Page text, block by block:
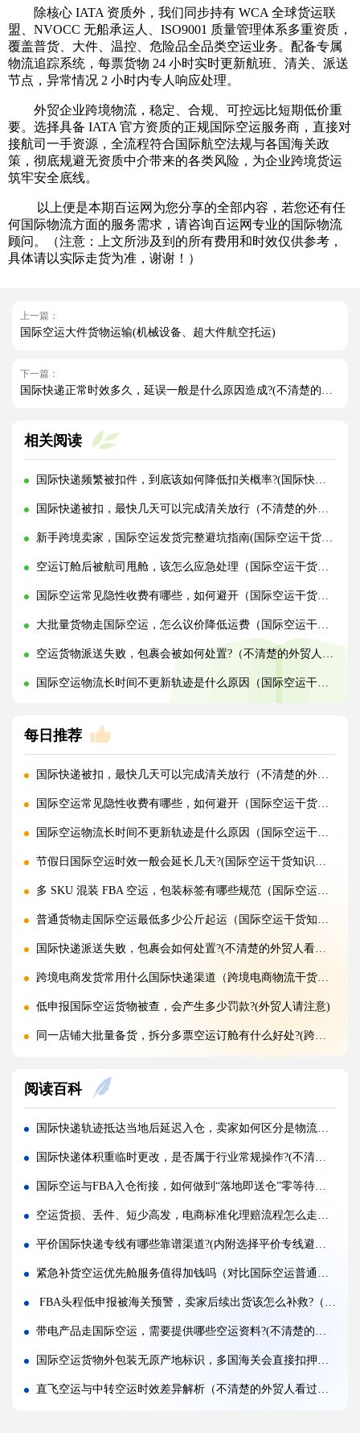
除核心 IATA 资质外，我们同步持有 WCA 全球货运联
盟、NVOCC 无船承运人、ISO9001 质量管理体系多重资质，
覆盖普货、大件、温控、危险品全品类空运业务。配备专属
物流追踪系统，每票货物 24 小时实时更新航班、清关、派送
节点，异常情况 2 小时内专人响应处理。
外贸企业跨境物流，稳定、合规、可控远比短期低价重
要。选择具备 IATA 官方资质的正规国际空运服务商，直接对
接航司一手资源，全流程符合国际航空法规与各国海关政
策，彻底规避无资质中介带来的各类风险，为企业跨境货运
筑牢安全底线。
以上便是本期百运网为您分享的全部内容，若您还有任
何国际物流方面的服务需求，请咨询百运网专业的国际物流
顾问。（注意：上文所涉及到的所有费用和时效仅供参考，
具体请以实际走货为准，谢谢！）
上一篇：
国际空运大件货物运输(机械设备、超大件航空托运)
下一篇：
国际快递正常时效多久，延误一般是什么原因造成?(不清楚的外贸人看过来)
相关阅读
国际快递频繁被扣件，到底该如何降低扣关概率?(国际快递干货知识分享)
国际快递被扣，最快几天可以完成清关放行（不清楚的外贸人看过来）
新手跨境卖家，国际空运发货完整避坑指南(国际空运干货知识分享)
空运订舱后被航司甩舱，该怎么应急处理（国际空运干货知识分享）
国际空运常见隐性收费有哪些，如何避开（国际空运干货知识分享）
大批量货物走国际空运，怎么议价降低运费（国际空运干货知识分享）
空运货物派送失败，包裹会被如何处置?（不清楚的外贸人看过来）
国际空运物流长时间不更新轨迹是什么原因（国际空运干货知识分享）
每日推荐
国际快递被扣，最快几天可以完成清关放行（不清楚的外贸人看过来）
国际空运常见隐性收费有哪些，如何避开（国际空运干货知识分享）
国际空运物流长时间不更新轨迹是什么原因（国际空运干货知识分享）
节假日国际空运时效一般会延长几天?(国际空运干货知识分享)
多 SKU 混装 FBA 空运，包装标签有哪些规范（国际空运干货知识分享）
普通货物走国际空运最低多少公斤起运（国际空运干货知识分享）
国际快递派送失败，包裹会如何处置?(不清楚的外贸人看过来)
跨境电商发货常用什么国际快递渠道（跨境电商物流干货知识分享）
低申报国际空运货物被查，会产生多少罚款?(外贸人请注意)
同一店铺大批量备货，拆分多票空运订舱有什么好处?(跨境电商卖家必看篇)
亚马逊新规落地，空运带电产品入仓有哪些新增限制?(亚马逊卖家请注意)
多国中转空运，过境海关查验该如何配合举证（国际空运干货知识分享）
多 SKU 混装托盘空运，如何装箱能减少亚马逊人工分拣拉长上架时长?(国际空运干货知识分享)
国际空运低申报被海关预警，第一次预警还有哪些补救放行办法(外贸人请注意)
美国 5106 备案不全，空派货物一定会被扣吗?(不清楚的跨境电商卖家看过来)
亚马逊入仓排队，空派如何缩短上架等待时间?(亚马逊卖家必看篇)
跨境电商 FBA 空运，自主 VAT 清关和集体包税清关分别适配什么场景（亚马逊卖家请注意）
凌晨落地的红眼航班空运，末端机场分拣会额外拉长多久派送时效?(不清楚的外贸人看过来)
国际空运附加费有哪些（燃油、安检、操作费一览）
阅读百科
国际快递轨迹抵达当地后延迟入仓，卖家如何区分是物流还是仓库原因（跨境卖家必看篇）
国际快递体积重临时更改，是否属于行业常规操作?(不清楚的外贸人看过来)
国际空运与FBA入仓衔接，如何做到“落地即送仓”零等待（国际空运干货知识分享）
空运货损、丢件、短少高发，电商标准化理赔流程怎么走（跨境电商卖家必看篇）
平价国际快递专线有哪些靠谱渠道?(内附选择平价专线避坑要点)
紧急补货空运优先舱服务值得加钱吗（对比国际空运普通舱时效差多少）
FBA头程低申报被海关预警，卖家后续出货该怎么补救?（合规申报是亚马逊FBA头程的底线）
带电产品走国际空运，需要提供哪些空运资料?(不清楚的外贸人看过来)
国际空运货物外包装无原产地标识，多国海关会直接扣押货物吗?（内附低成本规避方案）
直飞空运与中转空运时效差异解析（不清楚的外贸人看过来）